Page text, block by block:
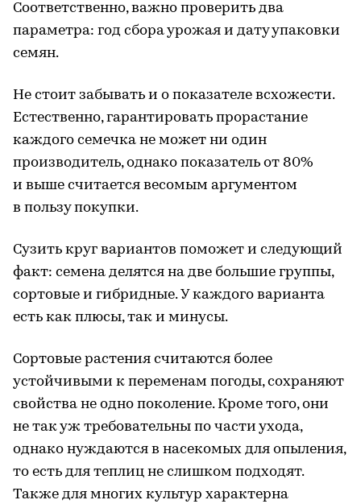
Соответственно, важно проверить два
параметра: год сбора урожая и дату упаковки
семян.
Не стоит забывать и о показателе всхожести.
Естественно, гарантировать прорастание
каждого семечка не может ни один
производитель, однако показатель от 80%
и выше считается весомым аргументом
в пользу покупки.
Сузить круг вариантов поможет и следующий
факт: семена делятся на две большие группы,
сортовые и гибридные. У каждого варианта
есть как плюсы, так и минусы.
Сортовые растения считаются более
устойчивыми к переменам погоды, сохраняют
свойства не одно поколение. Кроме того, они
не так уж требовательны по части ухода,
однако нуждаются в насекомых для опыления,
то есть для теплиц не слишком подходят.
Также для многих культур характерна